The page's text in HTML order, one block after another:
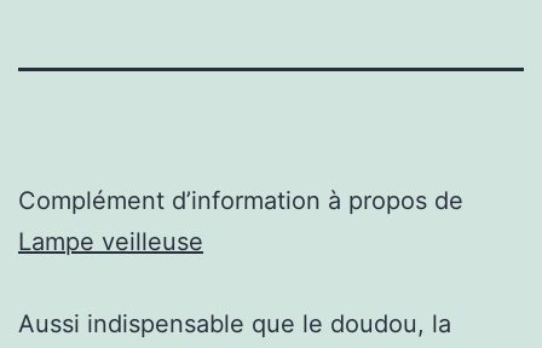
Complément d’information à propos de
Lampe veilleuse
Aussi indispensable que le doudou, la